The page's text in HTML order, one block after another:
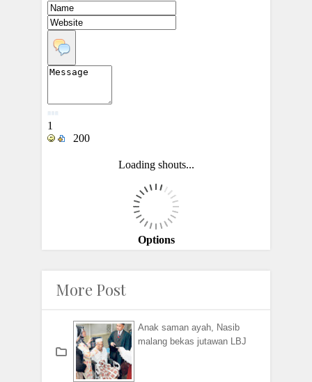
More Post
Anak saman ayah, Nasib
malang bekas jutawan LBJ